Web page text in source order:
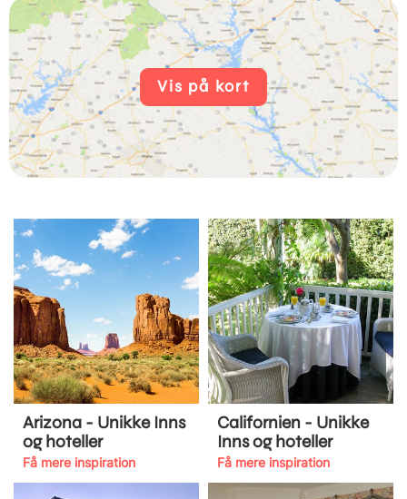
Vis på kort
Arizona - Unikke Inns
og hoteller
Få mere inspiration
Californien - Unikke
Inns og hoteller
Få mere inspiration